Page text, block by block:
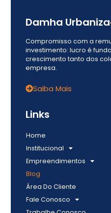
Damha
Compromisso com a
investimento: lucro é
crescimento tanto dos
empresa.
Saiba Mais
Links
Home
Institucional
Empreendimentos
Blog
Área Do Cliente
Fale Conosco